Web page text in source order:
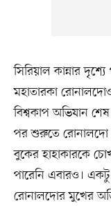
সিরিয়াল কান্নার
মহাতারকা
বিশ্বকাপ অভিযান
পর শুরুতে রোনালদো
বুকের হাহাকারকে
পারেনি এবারও।
রোনালদোর মুখের